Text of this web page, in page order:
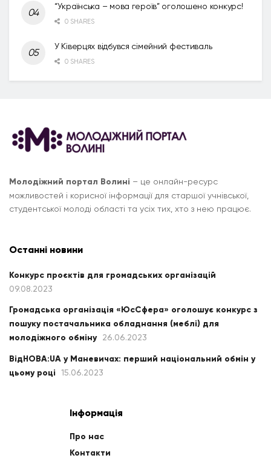
“Українська – мова героїв” оголошено конкурс!
0 SHARES
У Ківерцях відбувся сімейний фестиваль
0 SHARES
Молодіжний портал Волині – це онлайн-ресурс
можливостей і корисної інформації для старшої учнівської,
студентської молоді області та усіх тих, хто з нею працює.
Останні новини
Конкурс проєктів для громадських організацій
09.08.2023
Громадська організація «ЮсСфера» оголошує конкурс з
пошуку постачальника обладнання (меблі) для
молодіжного обміну
26.06.2023
ВідНОВА:UA у Маневичах: перший національний обмін у
цьому році
15.06.2023
Інформація
Про нас
Контакти